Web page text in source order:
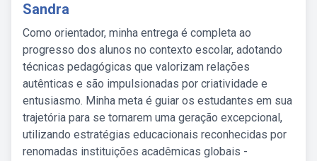
Sandra
Como orientador, minha entrega é completa ao
progresso dos alunos no contexto escolar, adotando
técnicas pedagógicas que valorizam relações
autênticas e são impulsionadas por criatividade e
entusiasmo. Minha meta é guiar os estudantes em sua
trajetória para se tornarem uma geração excepcional,
utilizando estratégias educacionais reconhecidas por
renomadas instituições acadêmicas globais -